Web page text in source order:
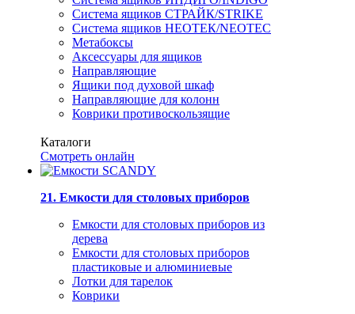
Система ящиков СТРАЙК/STRIKE
Система ящиков НЕОТЕК/NEOTEC
Метабоксы
Аксессуары для ящиков
Направляющие
Ящики под духовой шкаф
Направляющие для колонн
Коврики противоскользящие
Каталоги
Смотреть онлайн
21. Емкости для столовых приборов
Емкости для столовых приборов из
дерева
Емкости для столовых приборов
пластиковые и алюминиевые
Лотки для тарелок
Коврики